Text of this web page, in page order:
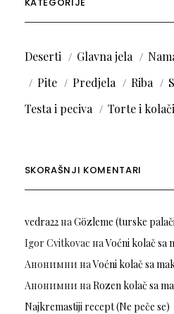
Deserti Glavna jela
Pite
Predjela Riba
Testa i peciva
Torte i kolači
SKORAŠNJI KOMENTARI
vedra22на Gözleme (turske
Igor Cvitkovac наVoćni kolač sa
Анонимни наVoćni kolač sa
Анонимни на Rozen kolač sa
Najkremastiji recept (Ne peče se)